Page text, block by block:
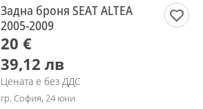
Задна броня SEAT ALTEA
2005-2009
20 €
39,12 лв
Цената е без ДДС
гр. София, 24 юни